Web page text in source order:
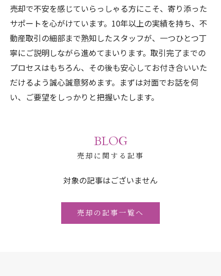
売却で不安を感じていらっしゃる方にこそ、寄り添った
サポートを心がけています。10年以上の実績を持ち、不
動産取引の細部まで熟知したスタッフが、一つひとつ丁
寧にご説明しながら進めてまいります。取引完了までの
プロセスはもちろん、その後も安心してお付き合いいた
だけるよう誠心誠意努めます。まずは対面でお話を伺
い、ご要望をしっかりと把握いたします。
BLOG
売却に関する記事
対象の記事はございません
売却の記事一覧へ